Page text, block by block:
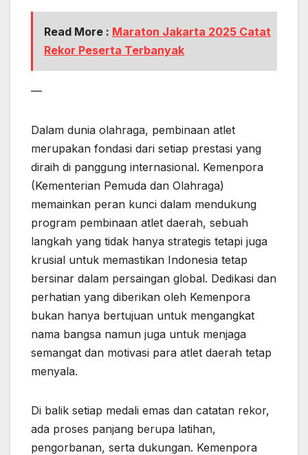
Read More : Maraton Jakarta 2025 Catat
Rekor Peserta Terbanyak
—
Dalam dunia olahraga, pembinaan atlet
merupakan fondasi dari setiap prestasi yang
diraih di panggung internasional. Kemenpora
(Kementerian Pemuda dan Olahraga)
memainkan peran kunci dalam mendukung
program pembinaan atlet daerah, sebuah
langkah yang tidak hanya strategis tetapi juga
krusial untuk memastikan Indonesia tetap
bersinar dalam persaingan global. Dedikasi dan
perhatian yang diberikan oleh Kemenpora
bukan hanya bertujuan untuk mengangkat
nama bangsa namun juga untuk menjaga
semangat dan motivasi para atlet daerah tetap
menyala.
Di balik setiap medali emas dan catatan rekor,
ada proses panjang berupa latihan,
pengorbanan, serta dukungan. Kemenpora